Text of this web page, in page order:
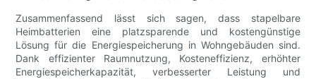
Zusammenfassend lässt sich sagen, dass stapelbare
Heimbatterien eine platzsparende und kostengünstige
Lösung für die Energiespeicherung in Wohngebäuden sind.
Dank effizienter Raumnutzung, Kosteneffizienz, erhöhter
Energiespeicherkapazität, verbesserter Leistung und